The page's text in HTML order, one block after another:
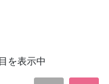
を表示中